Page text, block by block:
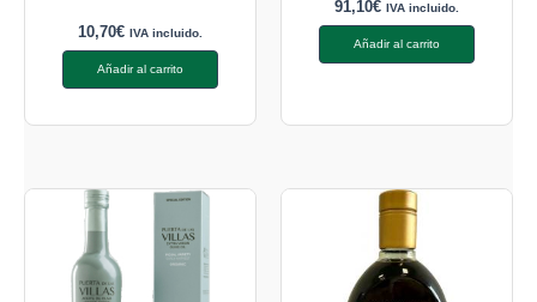
10,70€ IVA incluido.
Añadir al carrito
91,10€ IVA incluido.
Añadir al carrito